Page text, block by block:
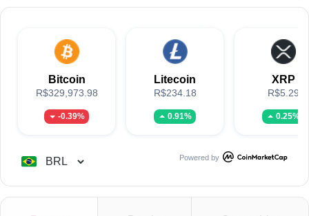
Bitcoin
R$329,973.98
-0.39%
Litecoin
R$234.18
0.91%
XRP
R$5.29
0.25%
Powered by